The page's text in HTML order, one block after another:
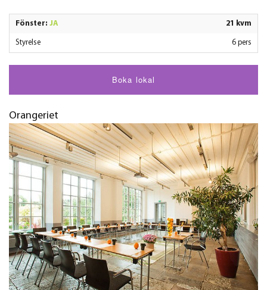
Fönster: JA 21 kvm
Styrelse 6 pers
Boka lokal
Orangeriet